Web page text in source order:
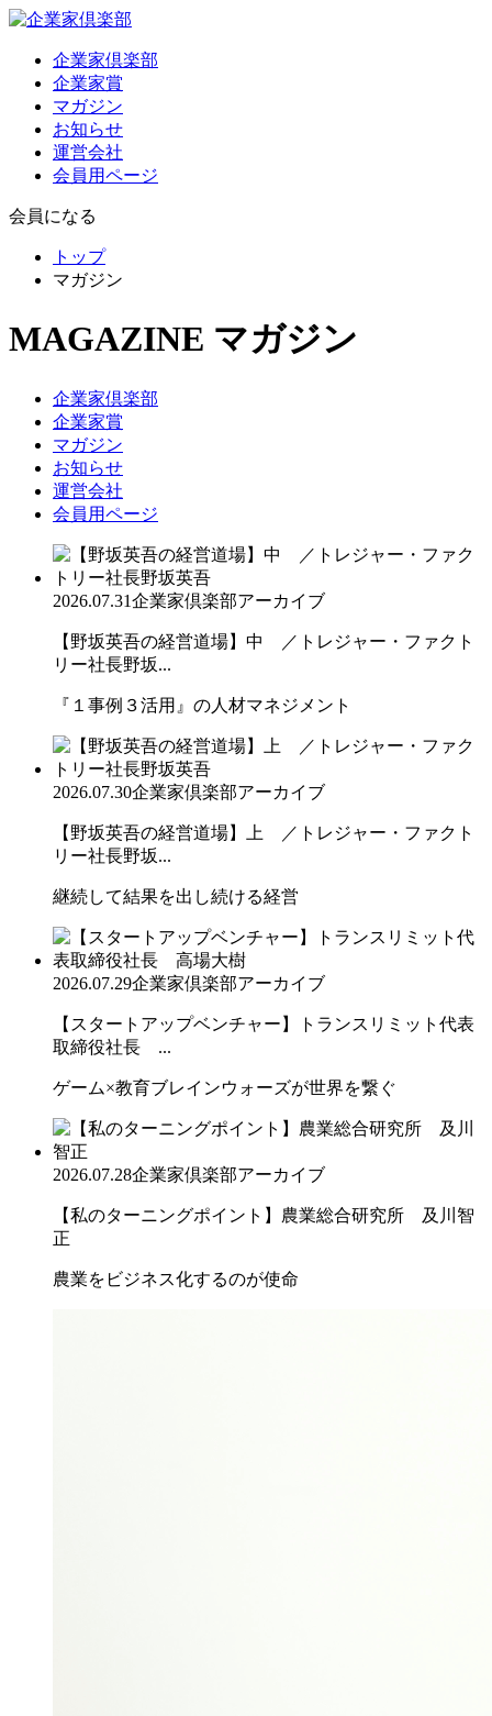
企業家倶楽部
企業家賞
マガジン
お知らせ
運営会社
会員用ページ
会員になる
トップ
マガジン
MAGAZINE マガジン
企業家倶楽部
企業家賞
マガジン
お知らせ
運営会社
会員用ページ
2026.07.31企業家倶楽部アーカイブ
【野坂英吾の経営道場】中 ／トレジャー・ファクト
リー社長野坂...
『１事例３活用』の人材マネジメント
2026.07.30企業家倶楽部アーカイブ
【野坂英吾の経営道場】上 ／トレジャー・ファクト
リー社長野坂...
継続して結果を出し続ける経営
2026.07.29企業家倶楽部アーカイブ
【スタートアップベンチャー】トランスリミット代表
取締役社長 ...
ゲーム×教育ブレインウォーズが世界を繋ぐ
2026.07.28企業家倶楽部アーカイブ
【私のターニングポイント】農業総合研究所 及川智
正
農業をビジネス化するのが使命